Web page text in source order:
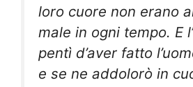
loro cuore non erano
male in ogni tempo. E
pentì d’aver fatto
e se ne addolorò in